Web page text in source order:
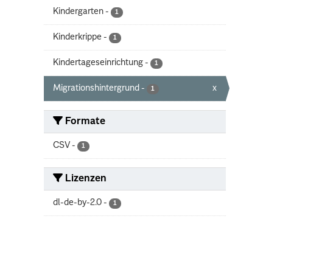
Kindergarten - 1
Kinderkrippe - 1
Kindertageseinrichtung - 1
Migrationshintergrund - 1 x
Formate
CSV - 1
Lizenzen
dl-de-by-2.0 - 1